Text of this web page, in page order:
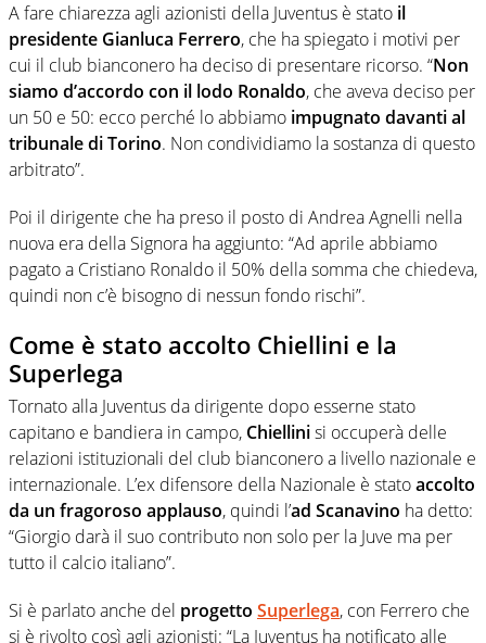
A fare chiarezza agli azionisti della Juventus è stato il
presidente Gianluca Ferrero, che ha spiegato i motivi per
cui il club bianconero ha deciso di presentare ricorso. “Non
siamo d’accordo con il lodo Ronaldo, che aveva deciso per
un 50 e 50: ecco perché lo abbiamo impugnato davanti al
tribunale di Torino. Non condividiamo la sostanza di questo
arbitrato”.
Poi il dirigente che ha preso il posto di Andrea Agnelli nella
nuova era della Signora ha aggiunto: “Ad aprile abbiamo
pagato a Cristiano Ronaldo il 50% della somma che chiedeva,
quindi non c’è bisogno di nessun fondo rischi”.
Come è stato accolto Chiellini e la
Superlega
Tornato alla Juventus da dirigente dopo esserne stato
capitano e bandiera in campo, Chiellinisi occuperà delle
relazioni istituzionali del club bianconero a livello nazionale e
internazionale. L’ex difensore della Nazionale è statoaccolto
da un fragoroso applauso, quindi l’ad Scanavino ha detto:
“Giorgio darà il suo contributo non solo per la Juve ma per
tutto il calcio italiano”.
Si è parlato anche del progetto Superlega, con Ferrero che
si è rivolto così agli azionisti: “La Juventus ha notificato alle